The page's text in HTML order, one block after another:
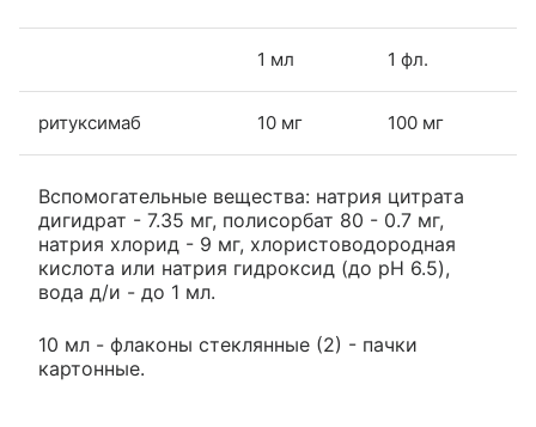
1 мл 1 фл.
ритуксимаб 10 мг 100 мг
Вспомогательные вещества: натрия цитрата
дигидрат - 7.35 мг, полисорбат 80 - 0.7 мг,
натрия хлорид - 9 мг, хлористоводородная
кислота или натрия гидроксид (до pH 6.5),
вода д/и - до 1 мл.
10 мл - флаконы стеклянные (2) - пачки
картонные.